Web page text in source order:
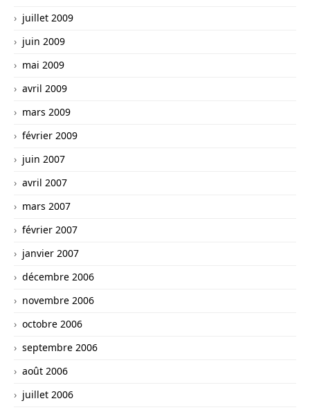
juillet 2009
juin 2009
mai 2009
avril 2009
mars 2009
février 2009
juin 2007
avril 2007
mars 2007
février 2007
janvier 2007
décembre 2006
novembre 2006
octobre 2006
septembre 2006
août 2006
juillet 2006